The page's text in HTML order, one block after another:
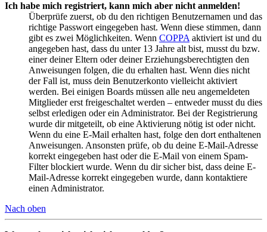
Ich habe mich registriert, kann mich aber nicht anmelden!
Überprüfe zuerst, ob du den richtigen Benutzernamen und das
richtige Passwort eingegeben hast. Wenn diese stimmen, dann
gibt es zwei Möglichkeiten. Wenn COPPA aktiviert ist und du
angegeben hast, dass du unter 13 Jahre alt bist, musst du bzw.
einer deiner Eltern oder deiner Erziehungsberechtigten den
Anweisungen folgen, die du erhalten hast. Wenn dies nicht
der Fall ist, muss dein Benutzerkonto vielleicht aktiviert
werden. Bei einigen Boards müssen alle neu angemeldeten
Mitglieder erst freigeschaltet werden – entweder musst du dies
selbst erledigen oder ein Administrator. Bei der Registrierung
wurde dir mitgeteilt, ob eine Aktivierung nötig ist oder nicht.
Wenn du eine E-Mail erhalten hast, folge den dort enthaltenen
Anweisungen. Ansonsten prüfe, ob du deine E-Mail-Adresse
korrekt eingegeben hast oder die E-Mail von einem Spam-
Filter blockiert wurde. Wenn du dir sicher bist, dass deine E-
Mail-Adresse korrekt eingegeben wurde, dann kontaktiere
einen Administrator.
Nach oben